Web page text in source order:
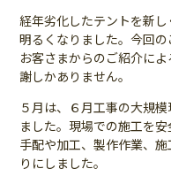
経年劣化したテントを新
明るくなりました。今回
お客さまからのご紹介に
謝しかありません。
５月は、６月工事の大規
ました。現場での施工を
手配や加工、製作作業、
りにしました。